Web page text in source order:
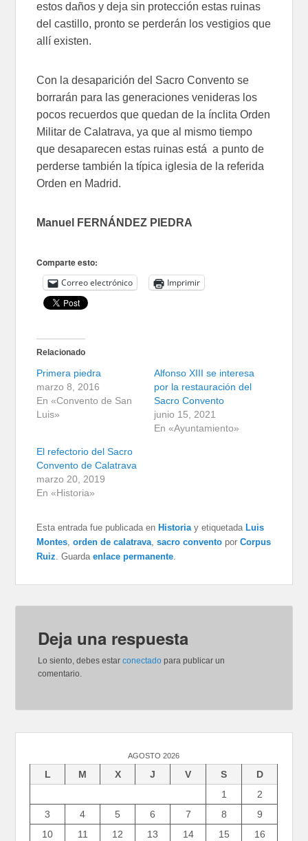
estos daños y deja sin protección estas ruinas
del castillo, pronto se perderán los vestigios que
allí existen.
Con la desaparición del Sacro Convento se
borrarán para las generaciones venideras los
pocos recuerdos que quedan de la ínclita Orden
Militar de Calatrava, ya que al mismo tiempo
que desaparecen estas ruinas está a punto de
perderse también la típica iglesia de la referida
Orden en Madrid.
Manuel FERNÁNDEZ PIEDRA
Comparte esto:
Correo electrónico Imprimir
Relacionado
Primera piedra
marzo 8, 2016
En «Convento de San
Luis»
Alfonso XIII se interesa
por la restauración del
Sacro Convento
junio 15, 2021
En «Ayuntamiento»
El refectorio del Sacro
Convento de Calatrava
marzo 20, 2019
En «Historia»
Esta entrada fue publicada en Historiay etiquetada Luis
Montes,orden de calatrava,sacro convento porCorpus
Ruiz. Guardaenlace permanente.
Deja una respuesta
Lo siento, debes estarconectado para publicar un
comentario.
AGOSTO 2026
L M X J V S
D
1
2
3
4 5 6 7 8
9
10
11 12 13 14 15 16